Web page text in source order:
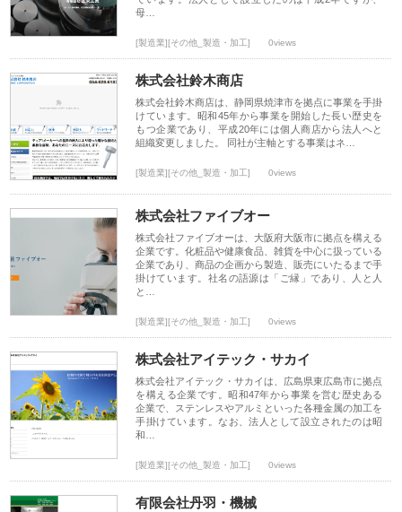
母…
[製造業][その他_製造・加工] 0views
株式会社鈴木商店
株式会社鈴木商店は、静岡県焼津市を拠点に事業を手掛
けています。昭和45年から事業を開始した長い歴史を
もつ企業であり、平成20年には個人商店から法人へと
組織変更しました。 同社が主軸とする事業はネ…
[製造業][その他_製造・加工] 0views
株式会社ファイブオー
株式会社ファイブオーは、大阪府大阪市に拠点を構える
企業です。化粧品や健康食品、雑貨を中心に扱っている
企業であり、商品の企画から製造、販売にいたるまで手
掛けています。社名の語源は「ご縁」であり、人と人
と…
[製造業][その他_製造・加工] 0views
株式会社アイテック・サカイ
株式会社アイテック・サカイは、広島県東広島市に拠点
を構える企業です。昭和47年から事業を営む歴史ある
企業で、ステンレスやアルミといった各種金属の加工を
手掛けています。なお、法人として設立されたのは昭
和…
[製造業][その他_製造・加工] 0views
有限会社丹羽・機械